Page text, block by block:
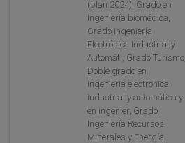
(plan 2024), Grado en
ingeniería biomédica,
Grado Ingeniería
Electrónica Industrial y
Automát., Grado Turismo,
Doble grado en
ingenieria electrónica
industrial y automática y
en ingenier, Grado
Ingeniería Recursos
Minerales y Energía,